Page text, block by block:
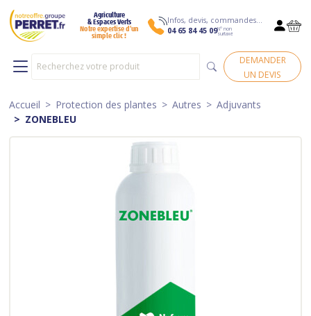
Agriculture
& Espaces Verts
Notre expertise d’un
simple clic !
Infos, devis, commandes…
04 65 84 45 09N° non
surtaxé
DEMANDER
UN DEVIS
Accueil Protection des plantes Autres
Adjuvants
ZONEBLEU